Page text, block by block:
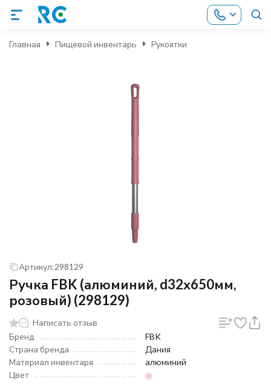
Главная Пищевой инвентарь Рукоятки
Артикул:298129
Ручка FBK (алюминий, d32х650мм,
розовый) (298129)
Написать отзыв
Бренд
FBK
Страна бренда
Дания
Материал инвентаря
алюминий
Цвет